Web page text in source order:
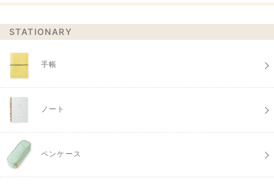
STATIONARY
手帳
ノート
ペンケース